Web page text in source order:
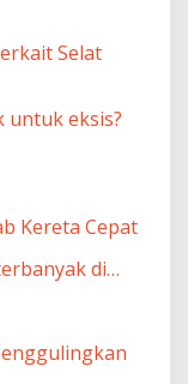
Selat
untuk eksis?
Kereta Cepat
di…